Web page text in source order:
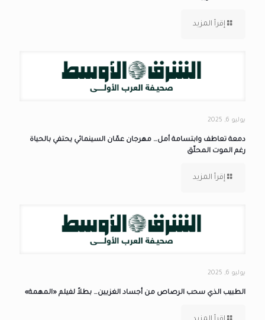
إقرأ المزيد
يوليو 6, 2025
دمعة تعاطف وابتسامة أمل… مهرجان عمّان السينمائي يحتفي بالحياة
رغم الموت المحلّق
إقرأ المزيد
يوليو 6, 2025
الطبيب الذي سحب الرصاص من أجساد الغزيين… بطلاً لفيلم «المهمة»